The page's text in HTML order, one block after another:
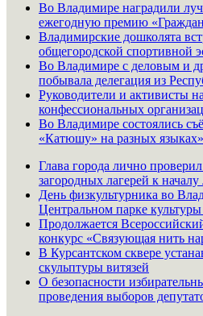
Во Владимире наградили
ежегодную премию
Владимирские дошколята
общегородской спортивной
Во Владимире с деловым и
побывала делегация из
Руководители и активисты
конфессиональных
Во Владимире состоялись
«Катюшу» на разных языках»
Глава города лично
загородных лагерей к началу
День физкультурника во
Центральном парке
Продолжается
конкурс «Связующая нить
В Курсантском сквере
скульптуры витязей
О безопасности
проведения выборов